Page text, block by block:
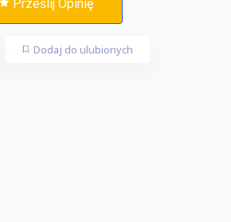
Prześlij Opinię
Dodaj do ulubionych